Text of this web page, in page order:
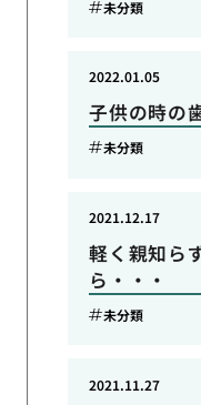
未分類
子供の時の
2022.01.05
未分類
軽く親知ら
ら・・・
2021.12.17
未分類
2021.11.27